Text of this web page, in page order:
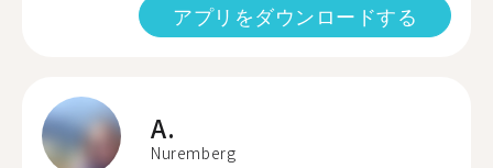
アプリをダウンロードする
A.
Nuremberg